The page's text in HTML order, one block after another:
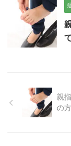
親
の